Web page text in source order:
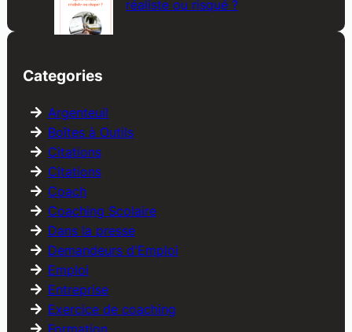
réaliste ou risqué ?
Categories
Argenteuil
Boîtes à Outils
Citations
Citations
Coach
Coaching Scolaire
Dans la presse
Demandeurs d'Emploi
Emploi
Entreprise
Exercice de coaching